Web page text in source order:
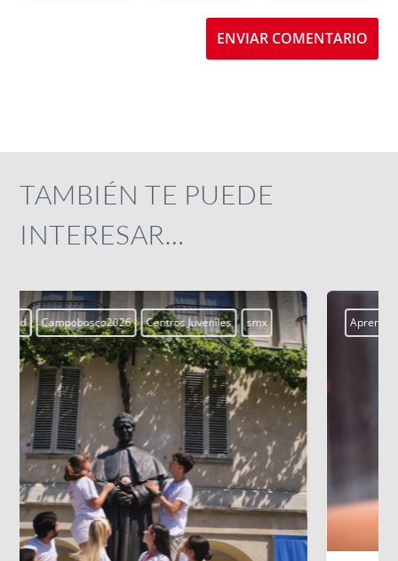
ENVIAR COMENTARIO
TAMBIÉN TE PUEDE
INTERESAR…
Aprendiendo a vivir Blogs